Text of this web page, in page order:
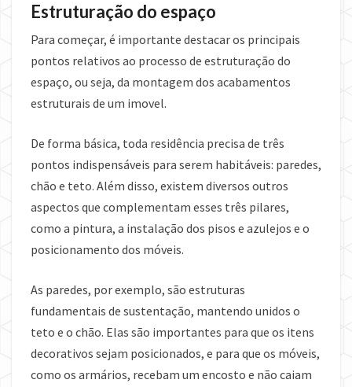
Estruturação do espaço
Para começar, é importante destacar os principais
pontos relativos ao processo de estruturação do
espaço, ou seja, da montagem dos acabamentos
estruturais de um imovel.
De forma básica, toda residência precisa de três
pontos indispensáveis para serem habitáveis: paredes,
chão e teto. Além disso, existem diversos outros
aspectos que complementam esses três pilares,
como a pintura, a instalação dos pisos e azulejos e o
posicionamento dos móveis.
As paredes, por exemplo, são estruturas
fundamentais de sustentação, mantendo unidos o
teto e o chão. Elas são importantes para que os itens
decorativos sejam posicionados, e para que os móveis,
como os armários, recebam um encosto e não caiam